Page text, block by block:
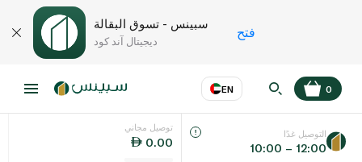
سبينس - تسوق البقالة
ديجيتال آند كود
فتح
EN
اللغة عر
0
توصيل مجاني
0.00
التوصيل غدًا
10:00 – 12:00